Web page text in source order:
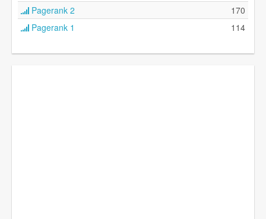
Pagerank 2
170
Pagerank 1
114